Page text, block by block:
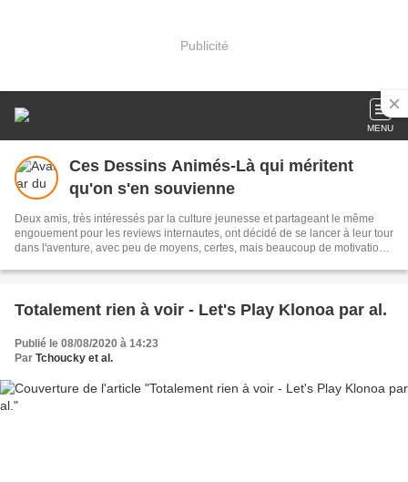
Publicité
MENU
Ces Dessins Animés-Là qui méritent
qu'on s'en souvienne
Deux amis, très intéressés par la culture jeunesse et partageant le même
engouement pour les reviews internautes, ont décidé de se lancer à leur tour
dans l'aventure, avec peu de moyens, certes, mais beaucoup de motivation,
trop vite oubliées à leur goût.
Totalement rien à voir - Let's Play Klonoa par al.
Publié le 08/08/2020 à 14:23
Par Tchoucky et al.